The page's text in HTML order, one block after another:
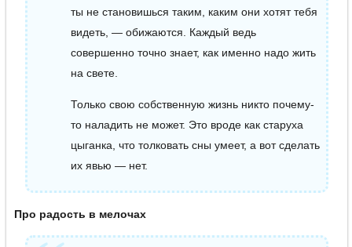
ты не становишься таким, каким они хотят тебя
видеть, — обижаются. Каждый ведь
совершенно точно знает, как именно надо жить
на свете.
Только свою собственную жизнь никто почему-
то наладить не может. Это вроде как старуха
цыганка, что толковать сны умеет, а вот сделать
их явью — нет.
Про радость в мелочах